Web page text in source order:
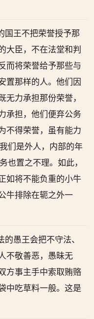
国王不把荣誉授予那
大臣，不在法堂和判
而将荣誉给予那些与
置那样的人。他们因
无力承担那份荣誉，
承担，他们便弃公务
不得荣誉，虽有能力
们是外人，内部的年
也置之不理。如此，
如将不能负重的小牛
牛排除在轭之外一
愚王会把不守法、
不敬善恶，愚昧无
方事主手中索取贿赂
中吃草料一般。这是